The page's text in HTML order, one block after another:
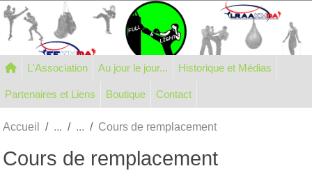
L'Association Au jour le jour... Historique et Médias
Partenaires et Liens Boutique Contact
Accueil Cours de remplacement
Cours de remplacement
Panneau de gestion des cookies